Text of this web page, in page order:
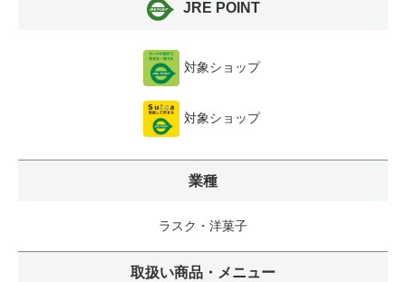
JRE POINT
対象ショップ
対象ショップ
業種
ラスク・洋菓子
取扱い商品・メニュー